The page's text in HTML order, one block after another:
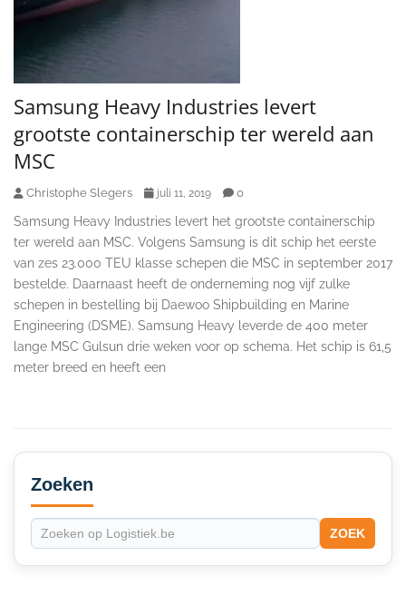
Samsung Heavy Industries levert
grootste containerschip ter wereld aan
MSC
Christophe Slegers juli 11, 2019 0
Samsung Heavy Industries levert het grootste containerschip
ter wereld aan MSC. Volgens Samsung is dit schip het eerste
van zes 23.000 TEU klasse schepen die MSC in september 2017
bestelde. Daarnaast heeft de onderneming nog vijf zulke
schepen in bestelling bij Daewoo Shipbuilding en Marine
Engineering (DSME). Samsung Heavy leverde de 400 meter
lange MSC Gulsun drie weken voor op schema. Het schip is 61,5
meter breed en heeft een
Secondary
Sidebar
Zoeken
ZOEK